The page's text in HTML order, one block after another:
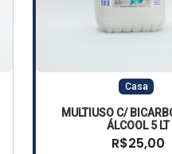
Casa
MULTIUSO C/
ÁLCOOL 5 LT
R$25,00